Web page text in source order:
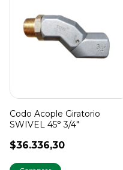
Codo Acople Giratorio
SWIVEL 45° 3/4"
$36.336,30